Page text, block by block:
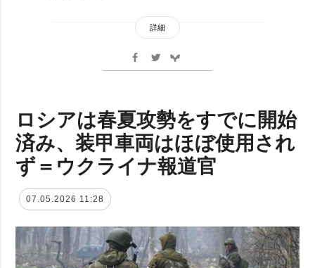
詳細
ロシアは春夏攻勢をすでに開始
済み、装甲車両はほぼ使用され
ず＝ウクライナ報道官
07.05.2026 11:28